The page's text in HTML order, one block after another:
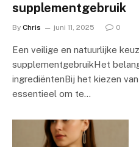
supplementgebruik
By Chris juni 11, 2025 0
Een veilige en natuurlijke
supplementgebruikHet
ingrediëntenBij het kiezen
essentieel om te…